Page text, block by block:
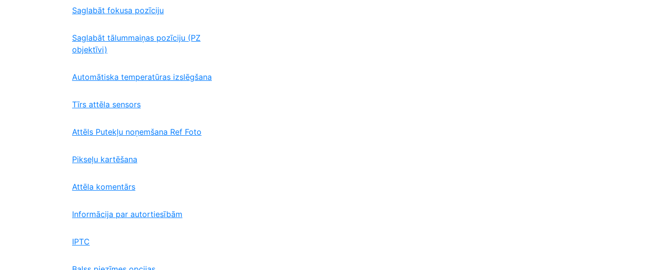
Saglabāt fokusa pozīciju
Saglabāt tālummaiņas pozīciju (PZ
objektīvi)
Automātiska temperatūras izslēgšana
Tīrs attēla sensors
Attēls Putekļu noņemšana Ref Foto
Pikseļu kartēšana
Attēla komentārs
Informācija par autortiesībām
IPTC